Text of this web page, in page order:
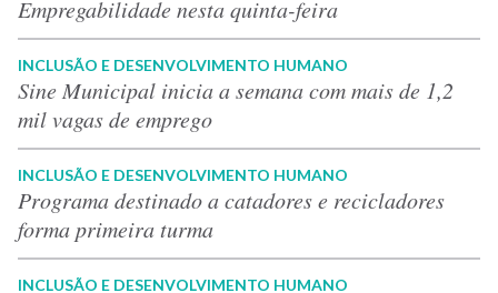
Empregabilidade nesta quinta-feira
INCLUSÃO E DESENVOLVIMENTO HUMANO
Sine Municipal inicia a semana com mais de 1,2
mil vagas de emprego
INCLUSÃO E DESENVOLVIMENTO HUMANO
Programa destinado a catadores e recicladores
forma primeira turma
INCLUSÃO E DESENVOLVIMENTO HUMANO